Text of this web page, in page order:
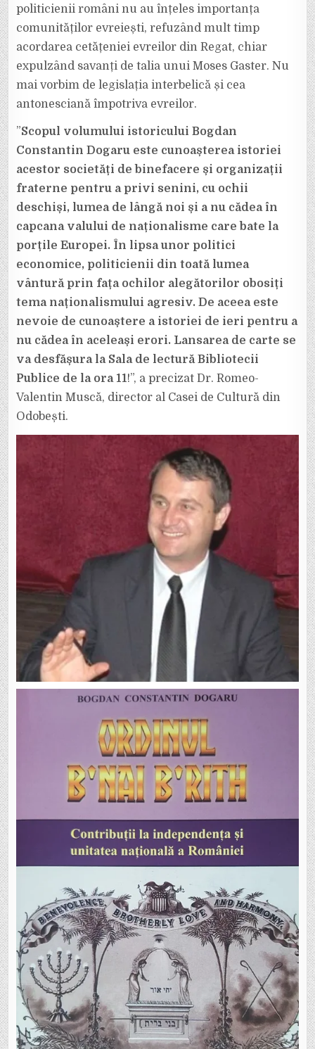
politicienii români nu au înțeles importanța
comunităților evreiești, refuzând mult timp
acordarea cetățeniei evreilor din Regat, chiar
expulzând savanți de talia unui Moses Gaster. Nu
mai vorbim de legislația interbelică și cea
antonesciană împotriva evreilor.
”Scopul volumului istoricului Bogdan
Constantin Dogaru este cunoașterea istoriei
acestor societăți de binefacere și organizații
fraterne pentru a privi senini, cu ochii
deschiși, lumea de lângă noi și a nu cădea în
capcana valului de naționalisme care bate la
porțile Europei. În lipsa unor politici
economice, politicienii din toată lumea
vântură prin fața ochilor alegătorilor obosiți
tema naționalismului agresiv. De aceea este
nevoie de cunoaștere a istoriei de ieri pentru a
nu cădea în aceleași erori. Lansarea de carte se
va desfășura la Sala de lectură Bibliotecii
Publice de la ora 11!”, a precizat Dr. Romeo-
Valentin Muscă, director al Casei de Cultură din
Odobești.